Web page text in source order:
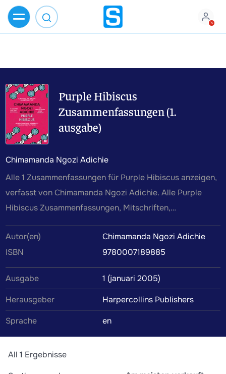
Purple Hibiscus
Zusammenfassungen (1.
ausgabe)
Chimamanda Ngozi Adichie
Alle 1 Zusammenfassungen für Purple Hibiscus anzeigen,
verfasst von Chimamanda Ngozi Adichie. Alle Purple
Hibiscus Zusammenfassungen, Mitschriften,
werden von Kommilitonen oder Tutoren verfasst, um dir
das Verständnis des Lehrbuchinhalts zu erleichtern.
Wenn du die Zusammenfassung findest, die perfekt zu
deinem Lernstil passt, wird das Lernen zum Kinderspiel.
Autor(en)
Chimamanda Ngozi Adichie
ISBN
9780007189885
Ausgabe
1 (januari 2005)
Herausgeber
Harpercollins Publishers
Sprache
en
All 1 Ergebnisse